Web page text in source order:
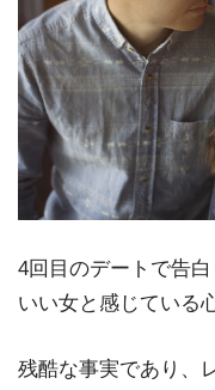
4回目のデートで告
いい女と感じている
残酷な事実であり、